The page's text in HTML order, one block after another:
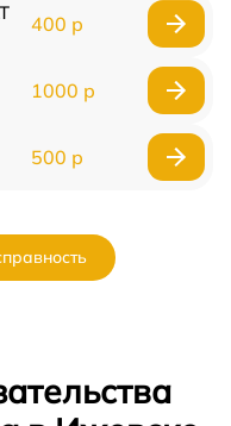
400 р
1000 р
500 р